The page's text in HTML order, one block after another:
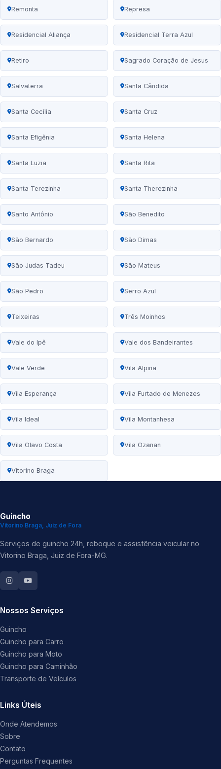
Remonta Represa
Residencial Aliança Residencial Terra Azul
Retiro Sagrado Coração de Jesus
Salvaterra Santa Cândida
Santa Cecília Santa Cruz
Santa Efigênia Santa Helena
Santa Luzia Santa Rita
Santa Terezinha Santa Therezinha
Santo Antônio São Benedito
São Bernardo São Dimas
São Judas Tadeu São Mateus
São Pedro Serro Azul
Teixeiras Três Moinhos
Vale do Ipê Vale dos Bandeirantes
Vale Verde Vila Alpina
Vila Esperança Vila Furtado de Menezes
Vila Ideal Vila Montanhesa
Vila Olavo Costa Vila Ozanan
Vitorino Braga
Guincho
Vitorino Braga, Juiz de Fora
Serviços de guincho 24h, reboque e assistência veicular no
Vitorino Braga, Juiz de Fora-MG.
Nossos Serviços
Guincho
Guincho para Carro
Guincho para Moto
Guincho para Caminhão
Transporte de Veículos
Links Úteis
Onde Atendemos
Sobre
Contato
Perguntas Frequentes